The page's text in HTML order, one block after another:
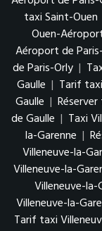
taxi Saint-Ouen
Ouen-
Aéroport de
de Paris-Orly |
Gaulle | Tarif
Gaulle |
de Gaulle | Taxi
la-Garenne |
Villeneuve-la-
Villeneuve-la-
Villeneuve-
Villeneuve-la-
Tarif taxi